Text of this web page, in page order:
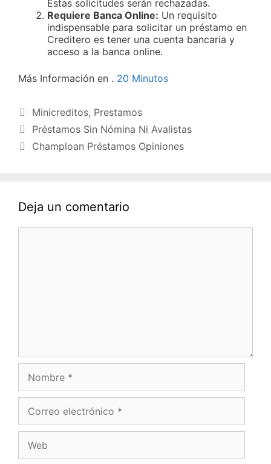
Estas solicitudes serán rechazadas.
Requiere Banca Online: Un requisito
indispensable para solicitar un préstamo en
Creditero es tener una cuenta bancaria y
acceso a la banca online.
Más Información en . 20 Minutos
Categorías
Minicreditos, Prestamos
Préstamos Sin Nómina Ni Avalistas
Champloan Préstamos Opiniones
Deja un comentario
electrónico